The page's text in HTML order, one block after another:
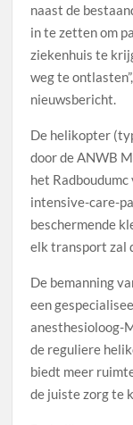
naast de
in te zetten om
ziekenhuis te
weg te
nieuwsbericht.
De helikopter
door de ANWB
het
intensive-care-
beschermende
elk transport zal
De bemanning
een
anesthesioloog-
de reguliere
biedt meer
de juiste zorg te